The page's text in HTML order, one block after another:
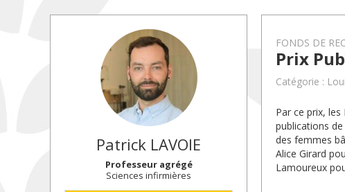
Patrick LAVOIE
Professeur agrégé
Sciences infirmières
FONDS DE
Prix
Catégorie :
Par ce prix,
publications
des femmes
Alice Girard
Lamoureux